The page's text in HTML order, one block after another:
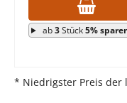
ab3Stück5%
* Niedrigster Preis der